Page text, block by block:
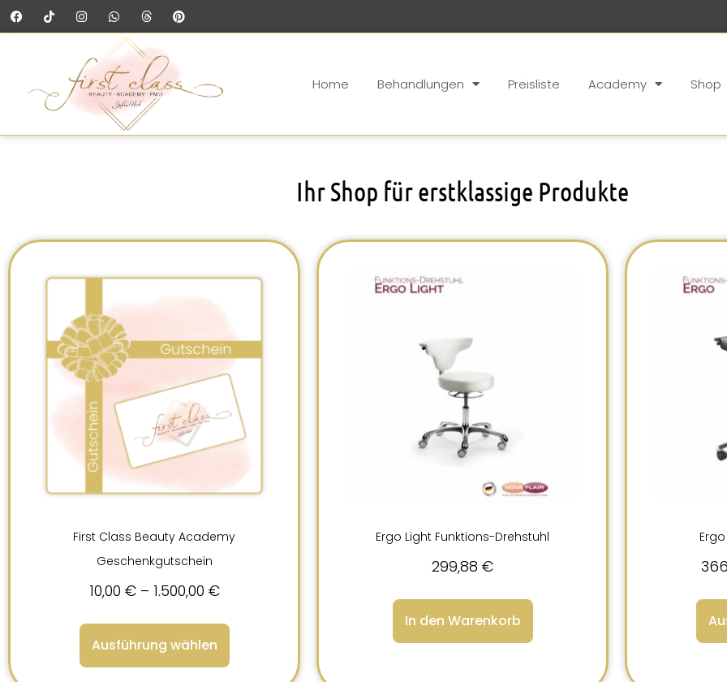
Home Behandlungen Preisliste Academy Shop
Ihr Shop für erstklassige Produkte
First Class Beauty Academy
Geschenkgutschein
10,00 € – 1.500,00 €
Ausführung wählen
Ergo Light Funktions-Drehstuhl
299,88 €
In den Warenkorb